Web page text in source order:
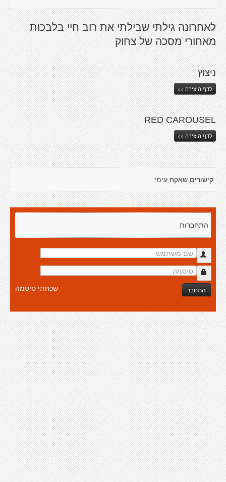
לאחרונה גילתי שבילתי את רוב חיי בלבכות
מאחורי מסכה של צחוק
ניצוץ
לדף היצירה >>
RED CAROUSEL
לדף היצירה >>
קישורים שאקח עימי
התחברות
התחבר שכחתי סיסמה